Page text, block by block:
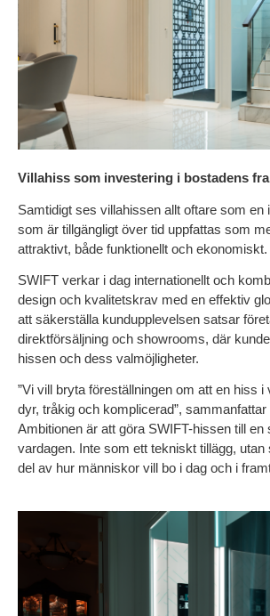
Villahiss som investering i bostadens
Samtidigt ses villahissen allt oftare som en
som är tillgängligt över tid uppfattas som
attraktivt, både funktionellt och ekonomiskt.
SWIFT verkar i dag internationellt och
design och kvalitetskrav med en effektiv
att säkerställa kundupplevelsen satsar
direktförsäljning och showrooms, där
hissen och dess valmöjligheter.
”Vi vill bryta föreställningen om att en hiss i
dyr, tråkig och komplicerad”, sammanfattar
Ambitionen är att göra SWIFT-hissen till en
vardagen. Inte som ett tekniskt tillägg,
del av hur människor vill bo i dag och i